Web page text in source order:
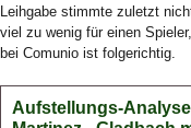
Leihgabe stimmte zuletzt
viel zu wenig für einen
bei Comunio ist folgerichtig.
Aufstellungs-